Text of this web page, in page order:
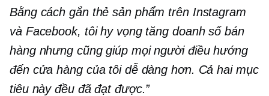
Bằng cách gắn thẻ sản phẩm trên Instagram
và Facebook, tôi hy vọng tăng doanh số bán
hàng nhưng cũng giúp mọi người điều hướng
đến cửa hàng của tôi dễ dàng hơn. Cả hai mục
tiêu này đều đã đạt được.”